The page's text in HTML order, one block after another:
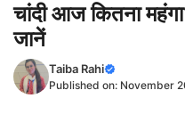
चांदी आज कितना
जानें
Taiba Rahi
Published on: November